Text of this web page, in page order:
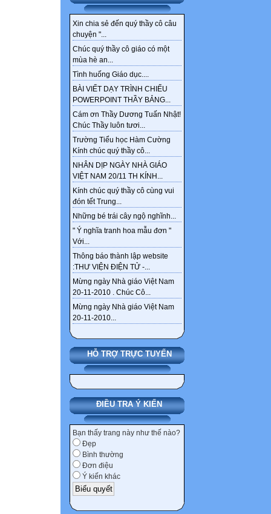
Xin chia sẻ đến quý thầy cô câu
chuyện "...
Chúc quý thầy cô giáo có một
mùa hè an...
Tình huống Giáo dục....
BÀI VIẾT DẠY TRÌNH CHIẾU
POWERPOINT THẦY BẢNG...
Cám ơn Thầy Dương Tuấn Nhật!
Chúc Thầy luôn tươi...
Trường Tiểu học Hàm Cường
Kính chúc quý thầy cô...
NHÂN DỊP NGÀY NHÀ GIÁO
VIỆT NAM 20/11 TH KÍNH...
Kính chúc quý thầy cô cùng vui
đón tết Trung...
Những bé trái cây ngộ nghĩnh...
" Ý nghĩa tranh hoa mẫu đơn "
Với...
Thông báo thành lập website
:THƯ VIỆN ĐIỆN TỬ -...
Mừng ngày Nhà giáo Việt Nam
20-11-2010 . Chúc Cô...
Mừng ngày Nhà giáo Việt Nam
20-11-2010...
HỖ TRỢ TRỰC TUYẾN
ĐIỀU TRA Ý KIẾN
Bạn thấy trang này như thế nào?
Đẹp
Bình thường
Đơn điệu
Ý kiến khác